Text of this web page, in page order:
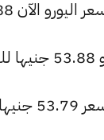
للشراء و 54.20 للبيع.